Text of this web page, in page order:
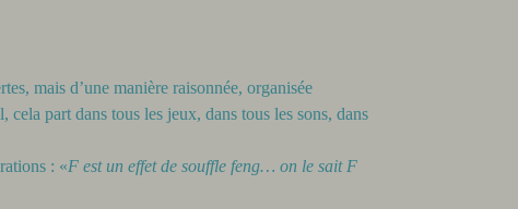
mais d’une manière raisonnée, organisée
cela part dans tous les jeux, dans tous les sons, dans
: «F est un effet de souffle feng… on le sait F